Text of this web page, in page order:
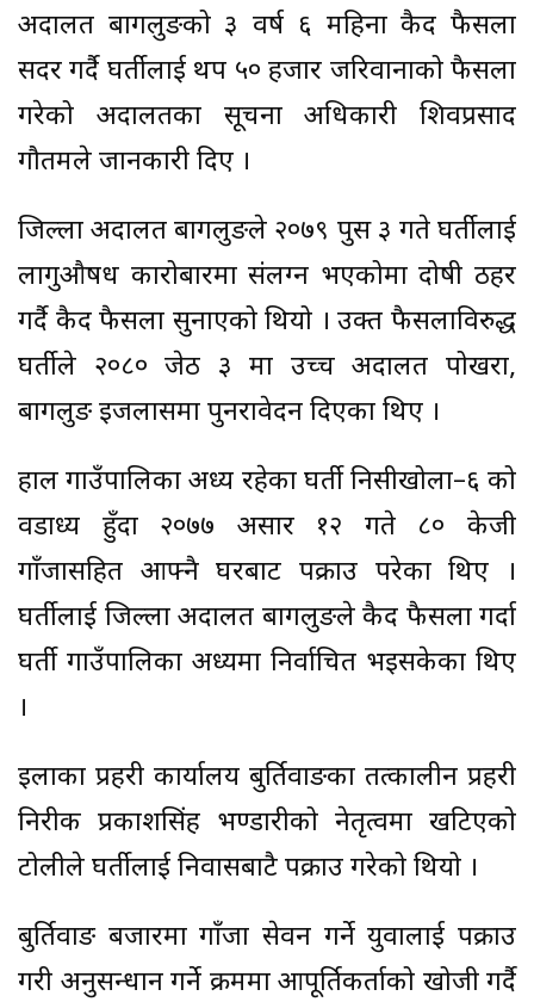
अदालत बागलुङको ३ वर्ष ६ महिना कैद फैसला
सदर गर्दै घर्तीलाई थप ५० हजार जरिवानाको फैसला
गरेको अदालतका सूचना अधिकारी शिवप्रसाद
गौतमले जानकारी दिए ।
जिल्ला अदालत बागलुङले २०७९ पुस ३ गते घर्तीलाई
लागुऔषध कारोबारमा संलग्न भएकोमा दोषी ठहर
गर्दै कैद फैसला सुनाएको थियो । उक्त फैसलाविरुद्ध
घर्तीले २०८० जेठ ३ मा उच्च अदालत पोखरा,
बागलुङ इजलासमा पुनरावेदन दिएका थिए ।
हाल गाउँपालिका अध्यक्ष रहेका घर्ती निसीखोला–६ को
वडाध्यक्ष हुँदा २०७७ असार १२ गते ८० केजी
गाँजासहित आफ्नै घरबाट पक्राउ परेका थिए ।
घर्तीलाई जिल्ला अदालत बागलुङले कैद फैसला गर्दा
घर्ती गाउँपालिका अध्यक्षमा निर्वाचित भइसकेका थिए
।
इलाका प्रहरी कार्यालय बुर्तिवाङका तत्कालीन प्रहरी
निरीक्षक प्रकाशसिंह भण्डारीको नेतृत्वमा खटिएको
टोलीले घर्तीलाई निवासबाटै पक्राउ गरेको थियो ।
बुर्तिवाङ बजारमा गाँजा सेवन गर्ने युवालाई पक्राउ
गरी अनुसन्धान गर्ने क्रममा आपूर्तिकर्ताको खोजी गर्दै